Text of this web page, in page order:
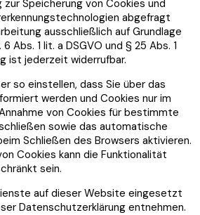
zur Speicherung von Cookies und
abgefragt
ausschließlich auf Grundlage
Abs. 1 lit. a DSGVO und § 25 Abs. 1
ist jederzeit widerrufbar.
so einstellen, dass Sie über das
werden und Cookies nur im
von Cookies für bestimmte
sowie das automatische
Schließen des Browsers aktivieren.
Cookies kann die Funktionalität
sein.
auf dieser Website eingesetzt
Datenschutzerklärung entnehmen.